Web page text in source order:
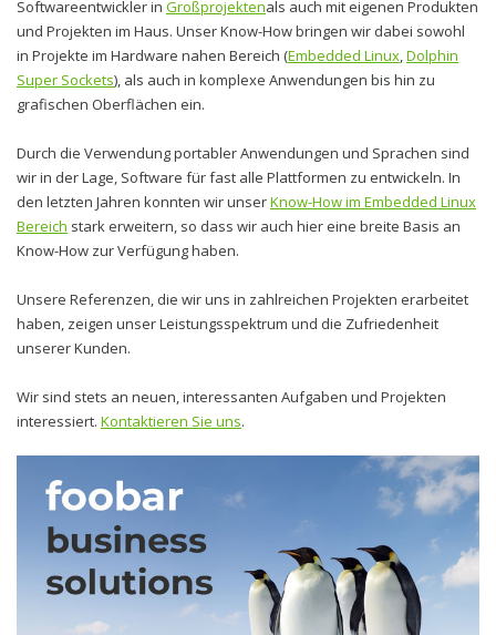
Softwareentwickler in Großprojektenals auch mit eigenen Produkten
und Projekten im Haus. Unser Know-How bringen wir dabei sowohl
in Projekte im Hardware nahen Bereich (Embedded Linux,Dolphin
Super Sockets), als auch in komplexe Anwendungen bis hin zu
grafischen Oberflächen ein.
Durch die Verwendung portabler Anwendungen und Sprachen sind
wir in der Lage, Software für fast alle Plattformen zu entwickeln. In
den letzten Jahren konnten wir unserKnow-How im Embedded Linux
Bereich stark erweitern, so dass wir auch hier eine breite Basis an
Know-How zur Verfügung haben.
Unsere Referenzen, die wir uns in zahlreichen Projekten erarbeitet
haben, zeigen unser Leistungsspektrum und die Zufriedenheit
unserer Kunden.
Wir sind stets an neuen, interessanten Aufgaben und Projekten
interessiert. Kontaktieren Sie uns.